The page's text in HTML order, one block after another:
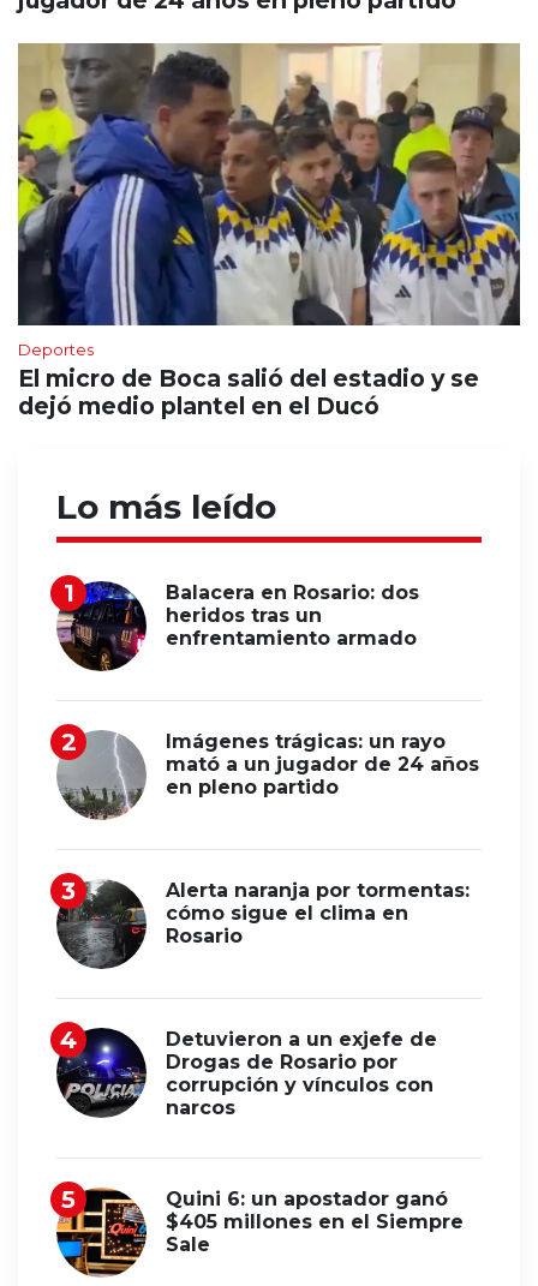
Deportes
El micro de Boca salió del estadio y se
dejó medio plantel en el Ducó
Lo más leído
Balacera en Rosario: dos
heridos tras un
enfrentamiento armado
Imágenes trágicas: un rayo
mató a un jugador de 24 años
en pleno partido
Alerta naranja por tormentas:
cómo sigue el clima en
Rosario
Detuvieron a un exjefe de
Drogas de Rosario por
corrupción y vínculos con
narcos
Quini 6: un apostador ganó
$405 millones en el Siempre
Sale